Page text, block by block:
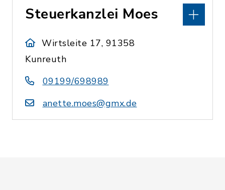
Steuerkanzlei Moes
Wirtsleite 17, 91358
Kunreuth
09199/698989
anette.moes@gmx.de